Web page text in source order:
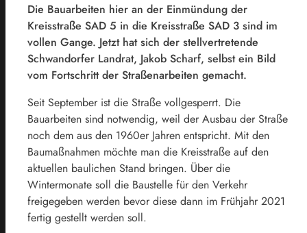
Die Bauarbeiten hier an der Einmündung der
Kreisstraße SAD 5 in die Kreisstraße SAD 3 sind im
vollen Gange. Jetzt hat sich der stellvertretende
Schwandorfer Landrat, Jakob Scharf, selbst ein Bild
vom Fortschritt der Straßenarbeiten gemacht.
Seit September ist die Straße vollgesperrt. Die
Bauarbeiten sind notwendig, weil der Ausbau der Straße
noch dem aus den 1960er Jahren entspricht. Mit den
Baumaßnahmen möchte man die Kreisstraße auf den
aktuellen baulichen Stand bringen. Über die
Wintermonate soll die Baustelle für den Verkehr
freigegeben werden bevor diese dann im Frühjahr 2021
fertig gestellt werden soll.